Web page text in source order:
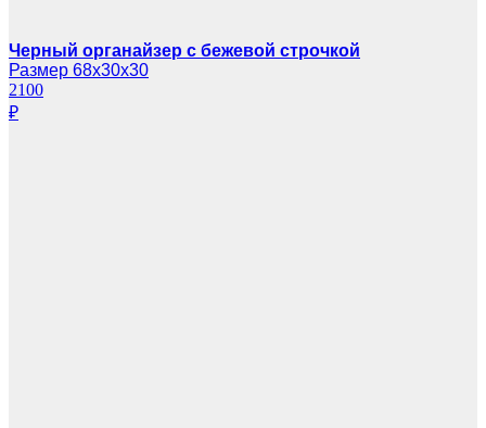
Черный органайзер с бежевой строчкой
Размер 68х30х30
2100
₽